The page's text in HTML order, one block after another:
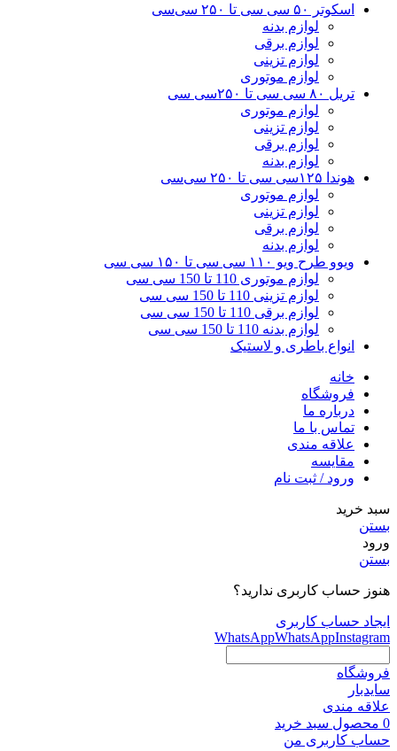
اسکوتر ۵۰ سی سی تا ۲۵۰ سی‌سی
لوازم بدنه
لوازم برقی
لوازم تزینی
لوازم موتوری
تریل ۸۰ سی سی تا ۲۵۰سی سی
لوازم موتوری
لوازم تزینی
لوازم برقی
لوازم بدنه
هوندا ۱۲۵سی سی تا ۲۵۰ سی‌سی
لوازم موتوری
لوازم تزینی
لوازم برقی
لوازم بدنه
ویوو طرح ویو ۱۱۰ سی سی تا ۱۵۰ سی سی
لوازم موتوری 110 تا 150 سی سی
لوازم تزینی 110 تا 150 سی سی
لوازم برقی 110 تا 150 سی سی
لوازم بدنه 110 تا 150 سی سی
انواع باطری و لاستیک
خانه
فروشگاه
درباره ما
تماس با ما
علاقه مندی
مقایسه
ورود / ثبت نام
سبد خرید
بستن
ورود
بستن
هنوز حساب کاربری ندارید؟
ایجاد حساب کاربری
Instagram
WhatsApp
WhatsApp
فروشگاه
سایدبار
علاقه مندی
0 محصول سبد خرید
حساب کاربری من